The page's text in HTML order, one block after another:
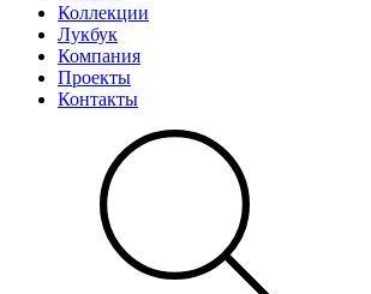
Коллекции
Лукбук
Компания
Проекты
Контакты